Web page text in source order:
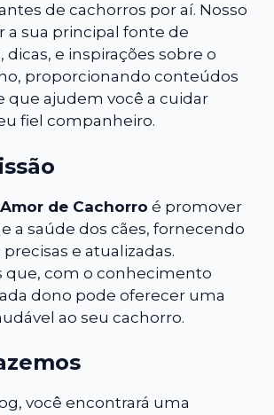
de cachorros por aí. Nosso
a sua principal fonte de
dicas, e inspirações sobre o
proporcionando conteúdos
que ajudem você a cuidar
fiel companheiro.
Amor de Cachorro é promover
a saúde dos cães, fornecendo
e atualizadas.
que, com o conhecimento
dono pode oferecer uma
ao seu cachorro.
você encontrará uma